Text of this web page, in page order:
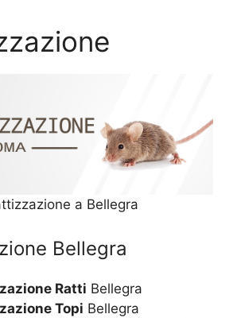
a Bellegra
Bellegra
Ratti Bellegra
Topi Bellegra